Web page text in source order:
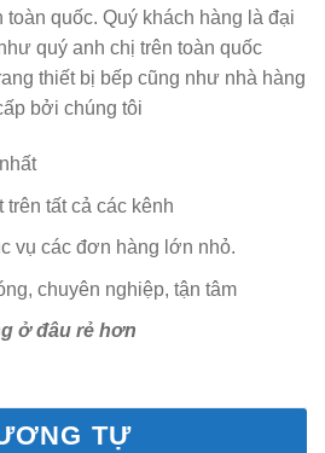
toàn quốc. Quý khách hàng là đại
quý anh chị trên toàn quốc
thiết bị bếp cũng như nhà hàng
bởi chúng tôi
tất cả các kênh
vụ các đơn hàng lớn nhỏ.
chuyên nghiệp, tận tâm
ở đâu rẻ hơn
TỰ